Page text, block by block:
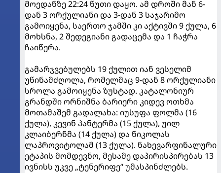
მოედანზე 22:24 წუთი დაყო. ამ დროში მან 6-
დან 3 ორქულიანი და 3-დან 3 საჯარიმო
გამოიყენა, საერთო ჯამში კი აქტივში 9 ქულა, 6
მოხსნა, 2 შედეგიანი გადაცემა და 1 ჩაჭრა
ჩაიწერა.
გამარჯვებულებს 19 ქულით იან ვესელიმ
უწინამძღოლა, რომელმაც 9-დან 8 ორქულიანი
სროლა გამოიყენა ზუსტად. კატალონიურ
გრანდში ორნიშნა ბარიერი კიდევ ოთხმა
მოთამაშემ გადალახა: იუსუფა ფოლმა (16
ქულა), კევინ პანტერმა (15 ქულა), უილ
კლაიბერნმა (14 ქულა) და ნიკოლას
ლაპროვიტოლამ (13 ქულა). ნახევარფინალური
ეტაპის მომდევნო, მესამე დაპირისპირებას 13
ივნისს უკვე „ტენერიფე“ უმასპინძლებს.